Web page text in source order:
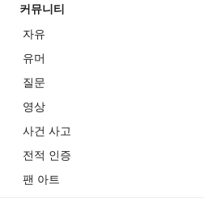
커뮤니티
자유
유머
질문
영상
사건 사고
전적 인증
팬 아트